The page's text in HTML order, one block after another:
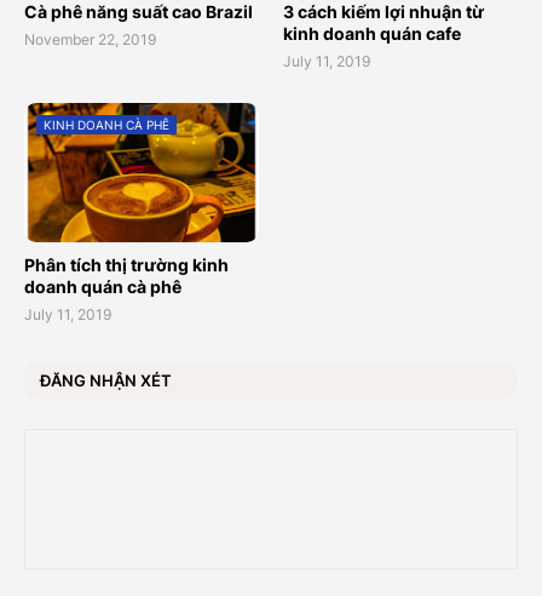
Cà phê năng suất cao Brazil
November 22, 2019
3 cách kiếm lợi nhuận từ
kinh doanh quán cafe
July 11, 2019
KINH DOANH CÀ PHÊ
Phân tích thị trường kinh
doanh quán cà phê
July 11, 2019
ĐĂNG NHẬN XÉT